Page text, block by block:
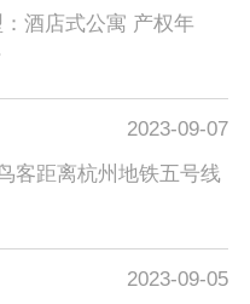
酒店式公寓 产权年
2023-09-07
2023-09-05